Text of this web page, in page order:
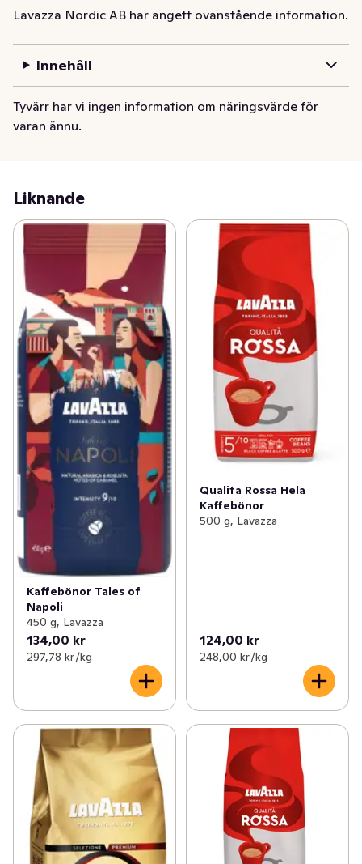
från Afrika, Centralamerika, Sydamerika och
Lavazza Nordic AB har angett ovanstående information.
Innehåll
Tyvärr har vi ingen information om näringsvärde för
varan ännu.
Liknande
Kaffebönor Tales of
Napoli
450 g, Lavazza
134,00 kr
297,78 kr /kg
Qualita Rossa Hela
Kaffebönor
500 g, Lavazza
124,00 kr
248,00 kr /kg